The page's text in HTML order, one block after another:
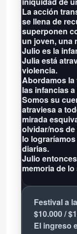
Grilla
La acción
se llena de
superponen
un joven, una
Julio es la
Julia está
violencia.
Abordamos la
las infancias
Somos su
atraviesa a
mirada
olvidar/nos
lo
diarias.
Julio
memoria de
Festival a
$10.000 /
El ingreso